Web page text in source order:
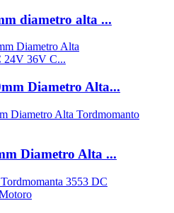
diametro alta ...
Diametro Alta...
Diametro Alta ...